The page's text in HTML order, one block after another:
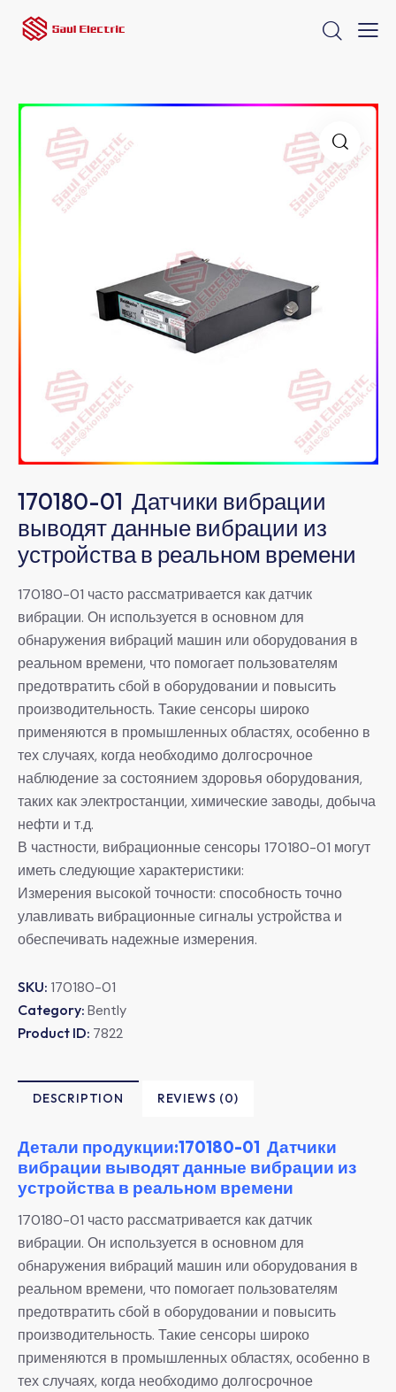
170180-01 Датчики вибрации
выводят данные вибрации из
устройства в реальном времени
170180-01 часто рассматривается как датчик
вибрации. Он используется в основном для
обнаружения вибраций машин или оборудования в
реальном времени, что помогает пользователям
предотвратить сбой в оборудовании и повысить
производительность. Такие сенсоры широко
применяются в промышленных областях, особенно в
тех случаях, когда необходимо долгосрочное
наблюдение за состоянием здоровья оборудования,
таких как электростанции, химические заводы, добыча
нефти и т.д.
В частности, вибрационные сенсоры 170180-01 могут
иметь следующие характеристики:
Измерения высокой точности: способность точно
улавливать вибрационные сигналы устройства и
обеспечивать надежные измерения.
SKU: 170180-01
Category: Bently
Product ID: 7822
DESCRIPTION REVIEWS (0)
Детали продукции:170180-01 Датчики
вибрации выводят данные вибрации из
устройства в реальном времени
170180-01 часто рассматривается как датчик
вибрации. Он используется в основном для
обнаружения вибраций машин или оборудования в
реальном времени, что помогает пользователям
предотвратить сбой в оборудовании и повысить
производительность. Такие сенсоры широко
применяются в промышленных областях, особенно в
тех случаях, когда необходимо долгосрочное